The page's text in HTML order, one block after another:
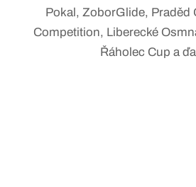
Pokal, ZoborGlide, Praděd
Competition, Liberecké
Řáholec Cup a